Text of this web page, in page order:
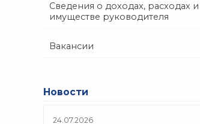
Сведения о доходах, расходах и
имуществе руководителя
Вакансии
Новости
24.07.2026